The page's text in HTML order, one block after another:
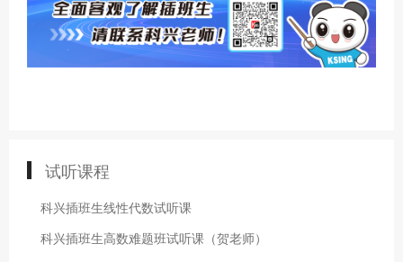
试听课程
科兴插班生线性代数试听课
科兴插班生高数难题班试听课（贺老师）